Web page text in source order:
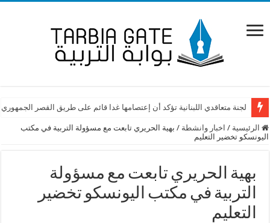
لجنة متعاقدي اللبنانية تؤكد أن إعتصامها غدا قائم على طريق القصر الجمهوري
الرئيسية / اخبار وانشطة / بهية الحريري تابعت مع مسؤولة التربية في مكتب
اليونسكو تخضير التعليم
بهية الحريري تابعت مع مسؤولة
التربية في مكتب اليونسكو تخضير
التعليم